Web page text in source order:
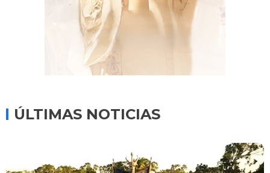
ÚLTIMAS NOTICIAS